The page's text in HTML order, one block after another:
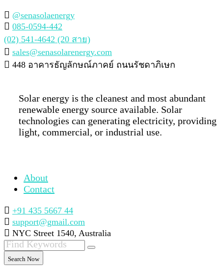
@senasolaenergy
085-0594-442
(02) 541-4642 (20 สาย)
sales@senasolarenergy.com
448 อาคารธัญลักษณ์ภาคย์ ถนนรัชดาภิเษก
Solar energy is the cleanest and most abundant
renewable energy source available. Solar
technologies can generating electricity, providing
light, commercial, or industrial use.
About
Contact
+91 435 5667 44
support@gmail.com
NYC Street 1540, Australia
Search Now